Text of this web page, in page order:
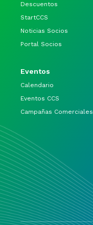
Descuentos
StartCCS
Noticias Socios
Portal Socios
Eventos
Calendario
Eventos CCS
Campañas Comerciales